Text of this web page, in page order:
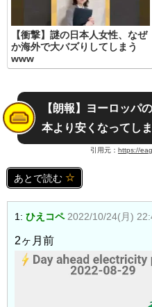
【衝撃】謎の日本人女性、なぜ
か海外で大バズりしてしまう
www
【朗報】ヨーロッパ
本より安くなってし
引用元： https://
あとで読む
1: ひえコペ 2022/10/24(月)
2ヶ月前